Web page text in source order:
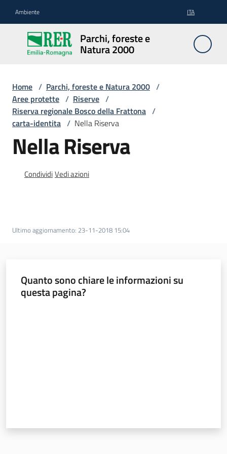
Ambiente ITA
Parchi, foreste e
Natura 2000
Parchi,
foreste
e
2000
Aree
Protette
Biodiversità
Home / Parchi, foreste e Natura 2000 /
Aree protette / Riserve /
Riserva regionale Bosco della Frattona /
carta-identita / Nella Riserva
Nella Riserva
CondividiVedi azioni
Ultimo aggiornamento: 23-11-2018 15:04
Quanto sono chiare le informazioni su
questa pagina?